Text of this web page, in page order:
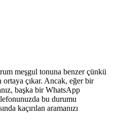
meşgul tonuna benzer çünkü
çıkar. Ancak, eğer bir
başka bir WhatsApp
bu durumu
kaçırılan aramanızı